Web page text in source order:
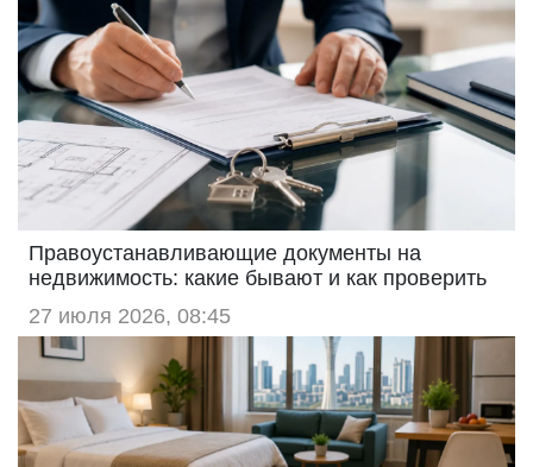
Правоустанавливающие документы на
недвижимость: какие бывают и как проверить
27 июля 2026, 08:45